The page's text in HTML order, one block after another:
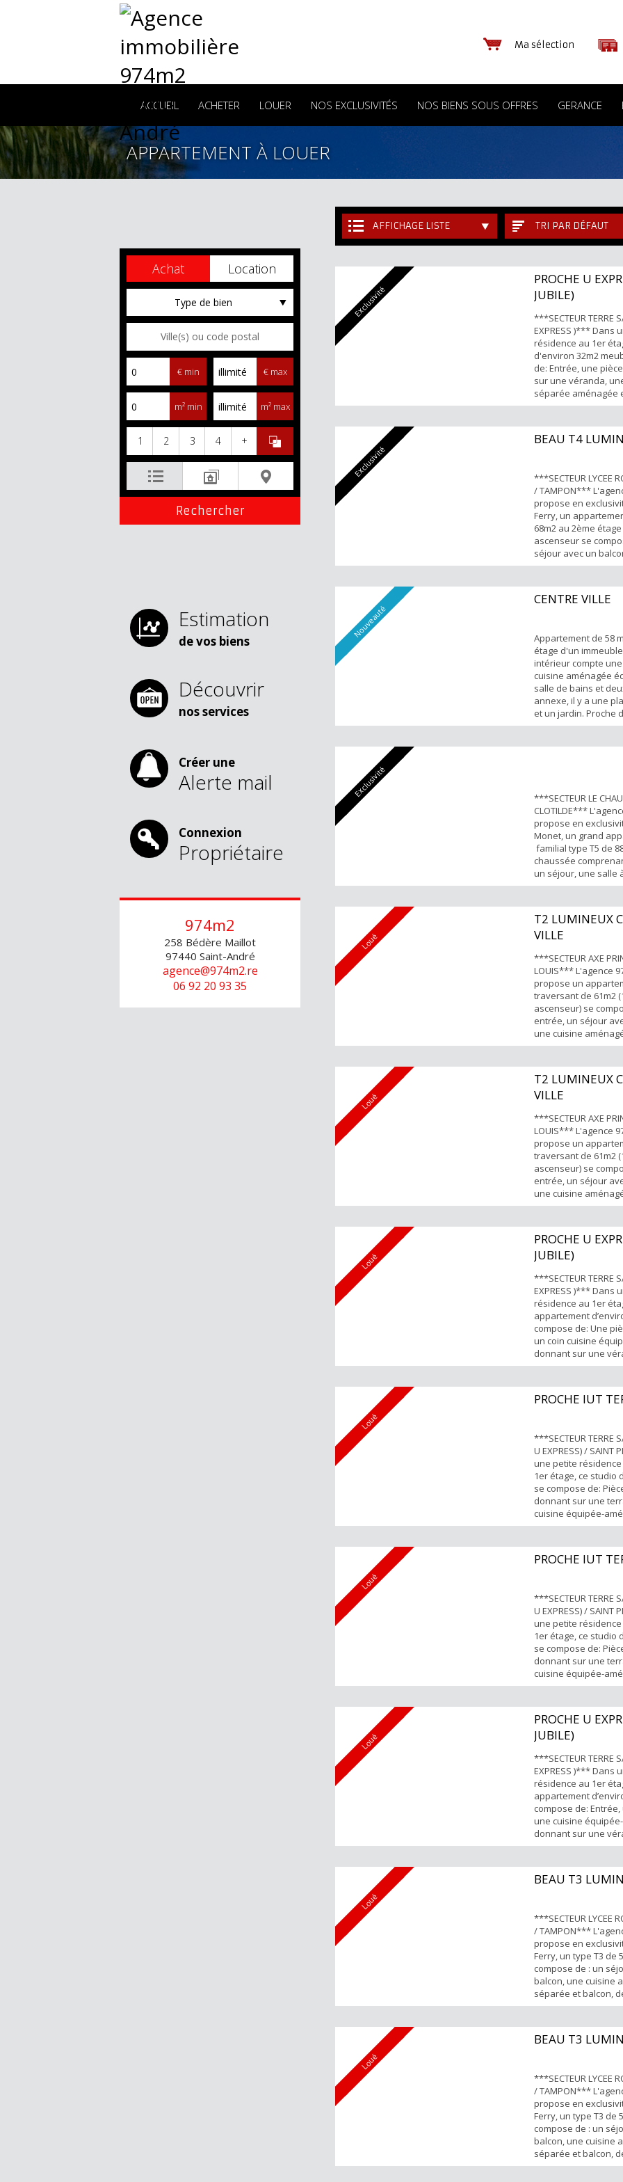
Ma sélection
ACCUEIL ACHETER LOUER NOS EXCLUSIVITÉS NOS BIENS SOUS OFFRES GERANCE
APPARTEMENT À LOUER
Achat Location
Type de bien
€ min € max
m² min m² max
1 2 3 4 +
Estimation
de vos biens
Découvrir
nos services
Créer une
Alerte mail
Connexion
Propriétaire
974m2
258 Bédère Maillot
97440 Saint-André
agence@974m2.re
06 92 20 93 35
AFFICHAGE LISTE TRI PAR DÉFAUT
Exclusivité
PROCHE U
JUBILE)
***SECTEUR TERRE
EXPRESS )*** Dans
résidence au 1er
d'environ 32m2
de: Entrée, une
sur une véranda,
séparée aménagée
salle d'eau avec
forts : Proche de
Emplacement
Exclusivité
BEAU T4
***SECTEUR LYCEE
/ TAMPON***
propose en
Ferry, un
68m2 au 2ème
ascenseur se
séjour avec un
aménagée-séparée
avec placard une
WC séparé. Loyer
Nouveauté
CENTRE VILLE
Appartement de 58
étage d'un
intérieur compte
cuisine aménagée
salle de bains et
annexe, il y a une
et un jardin. Proche
et des
Exclusivité
***SECTEUR LE
CLOTILDE***
propose en
Monet, un grand
familial type T5 de
chaussée
un séjour, une salle
cuisine aménagée-
salle de bains et WC
Disponible 15 février
-Petite copropriété
Loué
T2 LUMINEUX
VILLE
***SECTEUR AXE
LOUIS*** L'agence
propose un
traversant de 61m2
ascenseur) se
entrée, un séjour
une cuisine
séparée, une
Points forts :
Pour tous
Nicolas HOW
Loué
T2 LUMINEUX
VILLE
***SECTEUR AXE
LOUIS*** L'agence
propose un
traversant de 61m2
ascenseur) se
entrée, un séjour
une cuisine
séparée, une
visites débuteront
forts : Lumineux 2
renseignements et v...
Loué
PROCHE U
JUBILE)
***SECTEUR TERRE
EXPRESS )*** Dans
résidence au 1er
appartement
compose de: Une
un coin cuisine
donnant sur une
d'eau et WC
Emplacement
Pour tous
Loué
PROCHE IUT
***SECTEUR TERRE
U EXPRESS) / SAINT
une petite
1er étage, ce studio
se compose de:
donnant sur une
cuisine équipée-
séparée, une salle
commodités
non nominatif
Loué
PROCHE IUT
***SECTEUR TERRE
U EXPRESS) / SAINT
une petite
1er étage, ce studio
se compose de:
donnant sur une
cuisine équipée-
séparée, une salle
forts : Proche de
Emplacement
Climatiseur Pour tous
Loué
PROCHE U
JUBILE)
***SECTEUR TERRE
EXPRESS )*** Dans
résidence au 1er
appartement
compose de:
une cuisine
donnant sur une
chambre avec
débuteront le 28 Juin
forts : Proche de
Loué
BEAU T3
***SECTEUR LYCEE
/ TAMPON***
propose en
Ferry, un type T3 de
compose de : un
balcon, une cuisine
séparée et balcon,
une salle d’eau et
Emplacement
tous renseignements
Loué
BEAU T3
***SECTEUR LYCEE
/ TAMPON***
propose en
Ferry, un type T3 de
compose de : un
balcon, une cuisine
séparée et balcon,
une salle d’eau et